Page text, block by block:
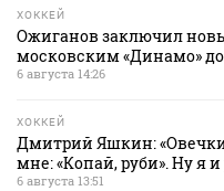
ХОККЕЙ
Ожиганов заключил
московским «Динамо» до
6 августа 14:26
ХОККЕЙ
Дмитрий Яшкин:
мне: «Копай, руби». Ну я
6 августа 13:51